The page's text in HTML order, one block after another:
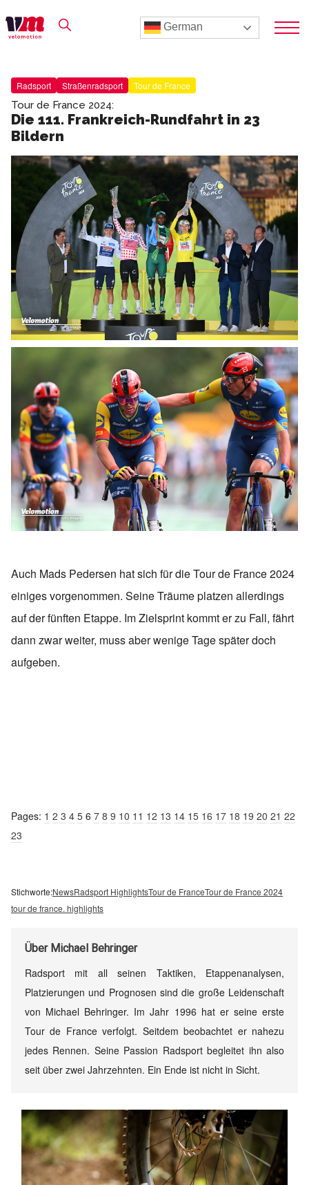
German
Radsport Straßenradsport Tour de France
Tour de France 2024:
Die 111. Frankreich-Rundfahrt in 23
Bildern
Auch Mads Pedersen hat sich für die Tour de France 2024
einiges vorgenommen. Seine Träume platzen allerdings
auf der fünften Etappe. Im Zielsprint kommt er zu Fall, fährt
dann zwar weiter, muss aber wenige Tage später doch
aufgeben.
Pages: 1 2 3 4 5 6 7 8 9 10 11 12 13 14 15 16 17 18 19 20 21 22
23
Stichworte:NewsRadsport HighlightsTour de FranceTour de France 2024
tour de france. highlights
Über Michael Behringer
Radsport mit all seinen Taktiken, Etappenanalysen,
Platzierungen und Prognosen sind die große Leidenschaft
von Michael Behringer. Im Jahr 1996 hat er seine erste
Tour de France verfolgt. Seitdem beobachtet er nahezu
jedes Rennen. Seine Passion Radsport begleitet ihn also
seit über zwei Jahrzehnten. Ein Ende ist nicht in Sicht.